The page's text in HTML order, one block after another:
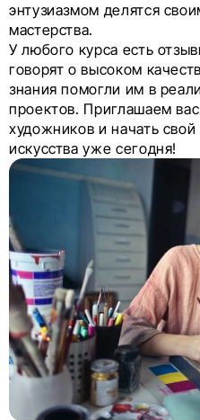
энтузиазмом делятся
мастерства.
У любого курса есть
говорят о высоком
знания помогли им в
проектов. Приглашаем
художников и начать
искусства уже сегодня!